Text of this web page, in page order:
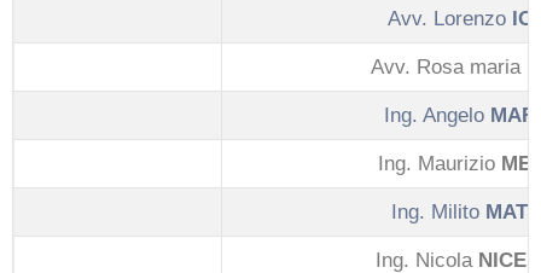
Avv. Lorenzo
Avv. Rosa maria
Ing. Angelo
Ing. Maurizio
Ing. Milito
Ing. Nicola